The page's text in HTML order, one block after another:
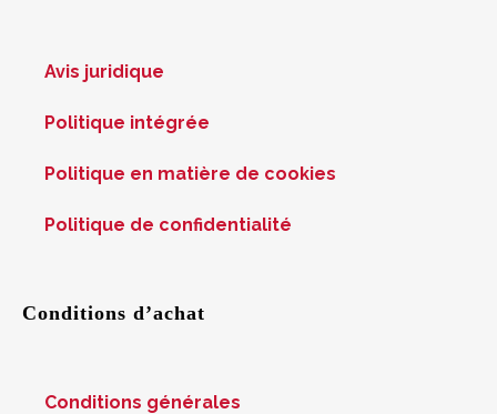
Avis juridique
Politique intégrée
Politique en matière de cookies
Politique de confidentialité
Conditions d’achat
Conditions générales